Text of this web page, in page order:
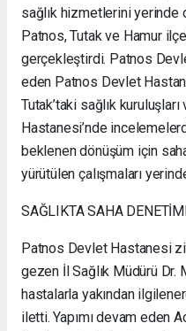
sağlık hizmetlerini yerinde
Patnos, Tutak ve Hamur
gerçekleştirdi. Patnos
eden Patnos Devlet
Tutak’taki sağlık
Hastanesi’nde
beklenen dönüşüm için
yürütülen çalışmaları
SAĞLIKTA SAHA
Patnos Devlet Hastanesi
gezen İl Sağlık Müdürü Dr.
hastalarla yakından
iletti. Yapımı devam eden